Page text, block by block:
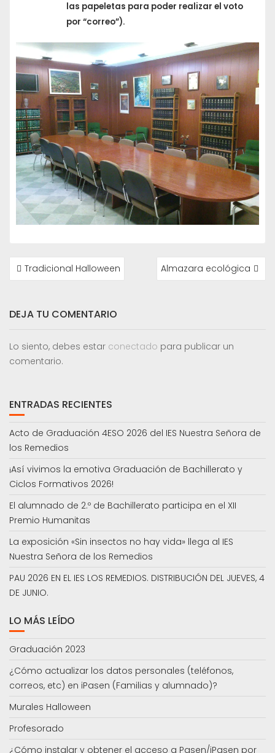
las papeletas para poder realizar el voto
por “correo”).
NAVEGACIÓN
DETradicional Halloween Almazara ecológica
DEJA TU COMENTARIO
Lo siento, debes estar conectado para publicar un
comentario.
ENTRADAS RECIENTES
Acto de Graduación 4ESO 2026 del IES Nuestra Señora de
los Remedios
¡Así vivimos la emotiva Graduación de Bachillerato y
Ciclos Formativos 2026!
El alumnado de 2.º de Bachillerato participa en el XII
Premio Humanitas
La exposición «Sin insectos no hay vida» llega al IES
Nuestra Señora de los Remedios
PAU 2026 EN EL IES LOS REMEDIOS. DISTRIBUCIÓN DEL JUEVES, 4
DE JUNIO.
LO MÁS LEÍDO
Graduación 2023
¿Cómo actualizar los datos personales (teléfonos,
correos, etc) en iPasen (Familias y alumnado)?
Murales Halloween
Profesorado
¿Cómo instalar y obtener el acceso a Pasen/iPasen por